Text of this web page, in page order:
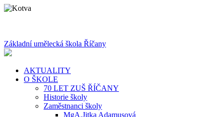
Základní umělecká škola Říčany
AKTUALITY
O ŠKOLE
70 LET ZUŠ ŘÍČANY
Historie školy
Zaměstnanci školy
MgA.Jitka Adamusová